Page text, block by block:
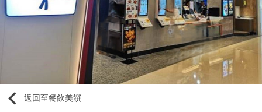
返回至餐飲美饌